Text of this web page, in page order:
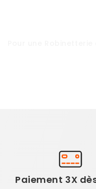
Paiement 3X